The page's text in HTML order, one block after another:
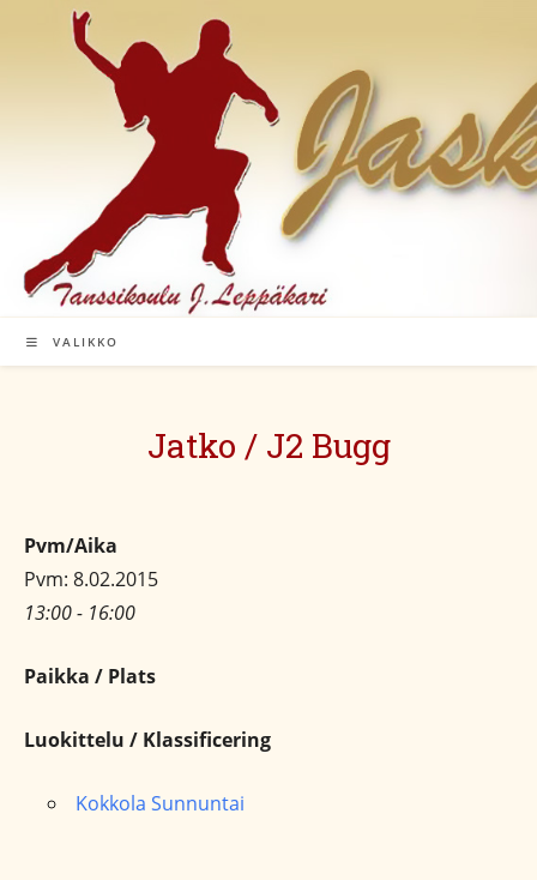
VALIKKO
Jatko / J2 Bugg
Pvm/Aika
Pvm: 8.02.2015
13:00 - 16:00
Paikka / Plats
Luokittelu / Klassificering
Kokkola Sunnuntai